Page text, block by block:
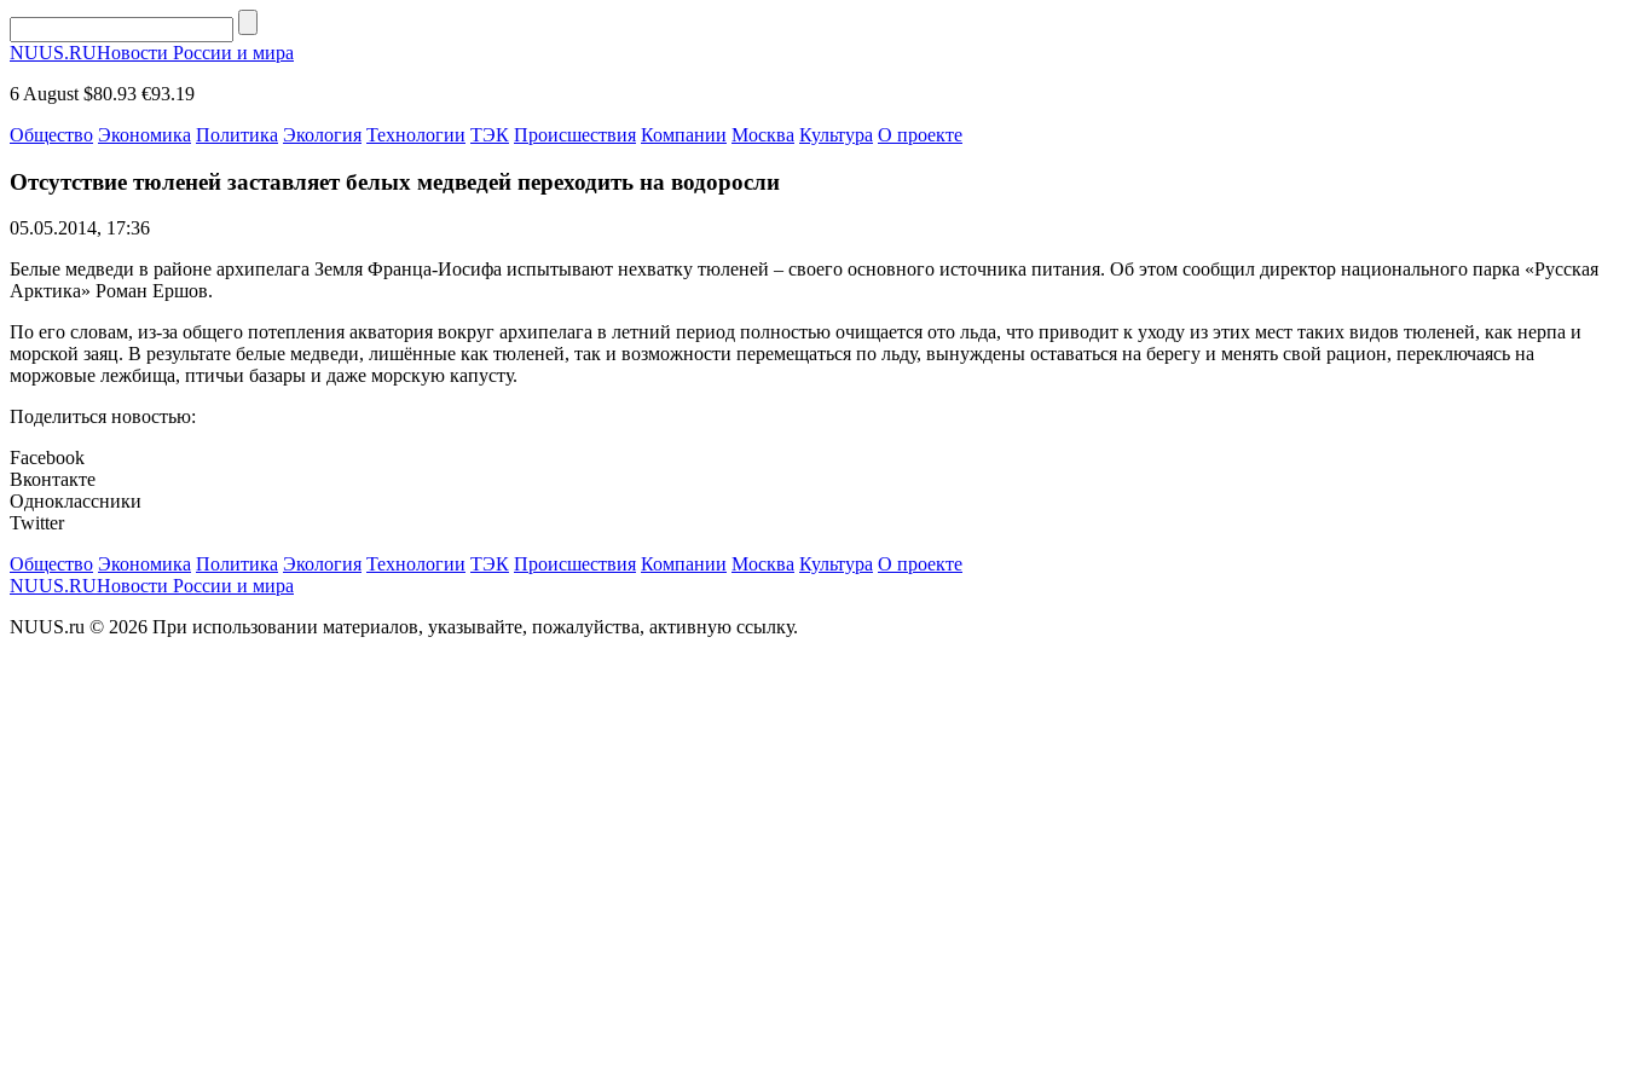
NUUS.RUНовости России и мира
6 August $80.93 €93.19
Общество Экономика Политика Экология Технологии ТЭК Происшествия Компании Москва Культура О проекте
Отсутствие тюленей заставляет белых медведей переходить на водоросли
05.05.2014, 17:36
Белые медведи в районе архипелага Земля Франца-Иосифа испытывают нехватку тюленей – своего основного источника питания. Об этом сообщил директор национального парка «Русская
Арктика» Роман Ершов.
По его словам, из-за общего потепления акватория вокруг архипелага в летний период полностью очищается ото льда, что приводит к уходу из этих мест таких видов тюленей, как нерпа и
морской заяц. В результате белые медведи, лишённые как тюленей, так и возможности перемещаться по льду, вынуждены оставаться на берегу и менять свой рацион, переключаясь на
моржовые лежбища, птичьи базары и даже морскую капусту.
Поделиться новостью:
Facebook
Вконтакте
Одноклассники
Twitter
Общество Экономика Политика Экология Технологии ТЭК Происшествия Компании Москва Культура О проекте
NUUS.RUНовости России и мира
NUUS.ru © 2026 При использовании материалов, указывайте, пожалуйства, активную ссылку.